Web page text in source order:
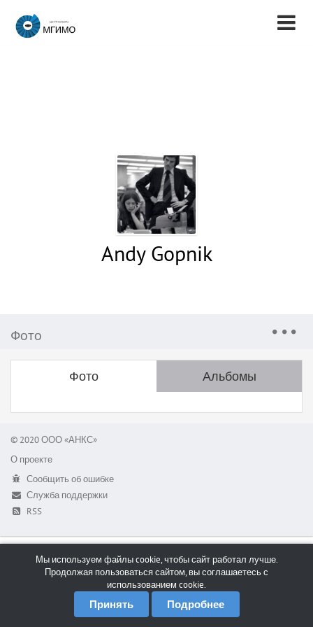
Andy Gopnik
Фото
Фото Альбомы
© 2020 ООО «АНКС»
О проекте
Сообщить об ошибке
Служба поддержки
RSS
Мы используем файлы cookie, чтобы сайт работал лучше.
Продолжая пользоваться сайтом, вы соглашаетесь с
использованием cookie.
Принять Подробнее